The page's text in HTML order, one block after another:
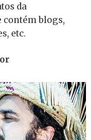
da
contém blogs,
etc.